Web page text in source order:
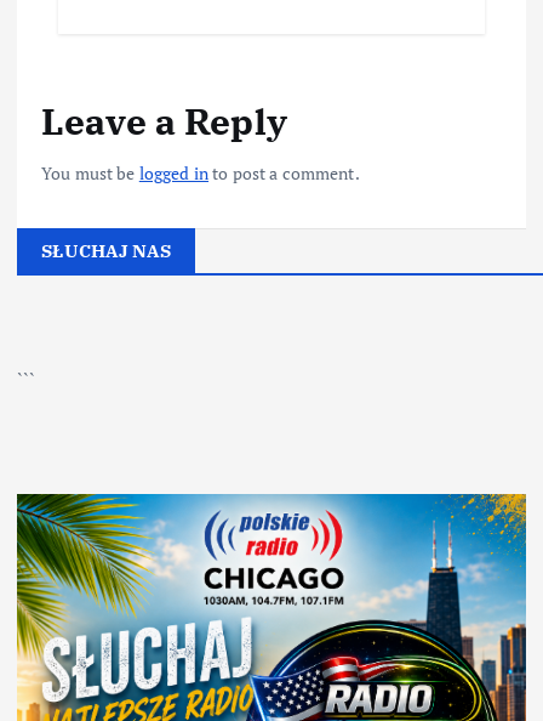
Leave a Reply
You must be logged into post a comment.
SŁUCHAJ NAS
```